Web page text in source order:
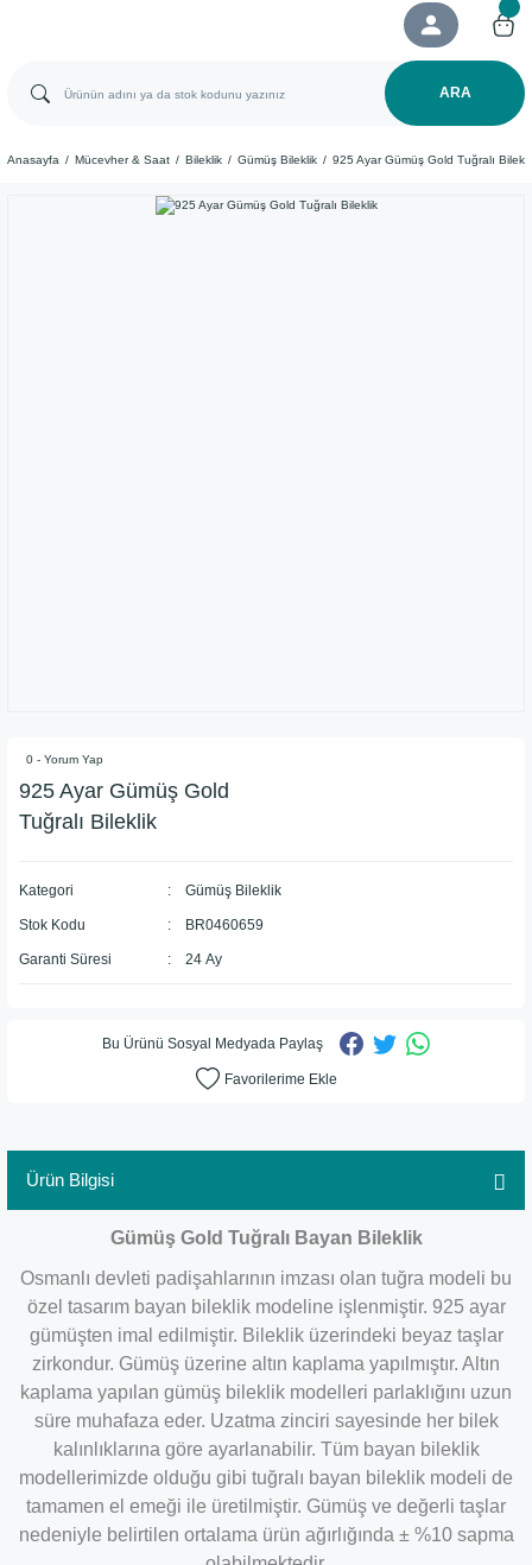
ARA
Anasayfa Mücevher & Saat Bileklik Gümüş Bileklik 925 Ayar Gümüş Gold Tuğralı
0 - Yorum Yap
925 Ayar Gümüş Gold
Tuğralı Bileklik
Kategori Gümüş Bileklik
Stok Kodu BR0460659
Garanti Süresi 24 Ay
Bu Ürünü Sosyal Medyada Paylaş
Ürün Bilgisi
Gümüş Gold Tuğralı Bayan Bileklik
Osmanlı devleti padişahlarının imzası olan tuğra modeli bu
özel tasarım bayan bileklik modeline işlenmiştir. 925 ayar
gümüşten imal edilmiştir. Bileklik üzerindeki beyaz taşlar
zirkondur. Gümüş üzerine altın kaplama yapılmıştır. Altın
kaplama yapılan gümüş bileklik modelleri parlaklığını uzun
süre muhafaza eder. Uzatma zinciri sayesinde her bilek
kalınlıklarına göre ayarlanabilir. Tüm bayan bileklik
modellerimizde olduğu gibi tuğralı bayan bileklik modeli de
tamamen el emeği ile üretilmiştir. Gümüş ve değerli taşlar
nedeniyle belirtilen ortalama ürün ağırlığında ± %10 sapma